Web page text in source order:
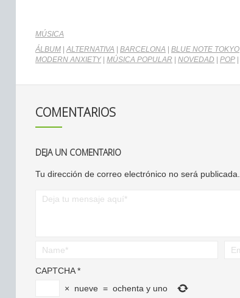
MÚSICA
ÁLBUM |ALTERNATIVA BARCELONA BLUE NOTE TOKYO
MODERN ANXIETY| MÚSICA POPULAR NOVEDAD POP
COMENTARIOS
DEJA UN COMENTARIO
Tu dirección de correo electrónico no será publicada.
CAPTCHA*
×
nueve = ochenta y uno